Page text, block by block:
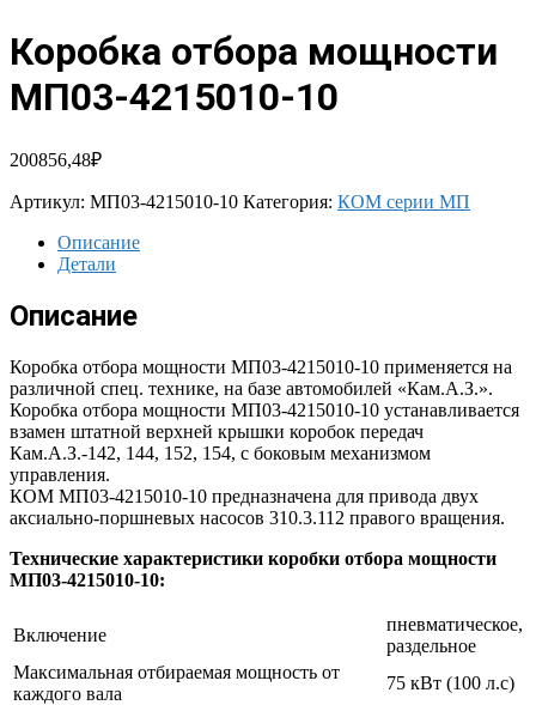
Коробка отбора мощности
МП03-4215010-10
200856,48₽
Артикул: МП03-4215010-10 Категория: КОМ серии МП
Описание
Детали
Описание
Коробка отбора мощности МП03-4215010-10 применяется на
различной спец. технике, на базе автомобилей «Кам.А.З.».
Коробка отбора мощности МП03-4215010-10 устанавливается
взамен штатной верхней крышки коробок передач
Кам.А.З.-142, 144, 152, 154, с боковым механизмом
управления.
КОМ МП03-4215010-10 предназначена для привода двух
аксиально-поршневых насосов 310.3.112 правого вращения.
Технические характеристики коробки отбора мощности
МП03-4215010-10:
Включение
пневматическое,
раздельное
Максимальная отбираемая мощность от
каждого вала
75 кВт (100 л.с)